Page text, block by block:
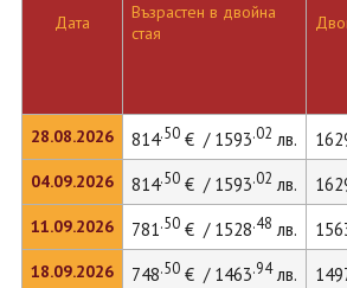
Дата
28.08.2026
04.09.2026
11.09.2026
18.09.2026
Възрастен в двойна
стая
814.50€ / 1593.02 лв.
814.50€ / 1593.02 лв.
781.50€ / 1528.48 лв.
748.50€ / 1463.94лв.